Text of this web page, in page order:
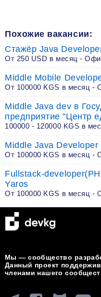
Похожие вакансии:
Стажёр Java
От 250 USD в месяц -
Middle Mobile
От 100000 KGS в месяц -
Middle Java dev в
предприятие "Центр
100000 - 120000 KGS в
Middle Java
От 100000 KGS в месяц -
Fullstack-
Yaros
От 100000 KGS в месяц -
Мы — сообщество
Данный проект
членами нашего